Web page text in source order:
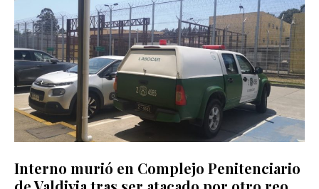
Interno murió en Complejo Penitenciario